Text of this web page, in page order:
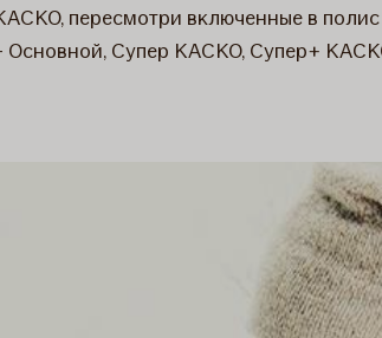
пересмотри включенные в
Супер КАСКО, Супер+